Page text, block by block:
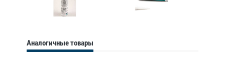
Аналогичные товары